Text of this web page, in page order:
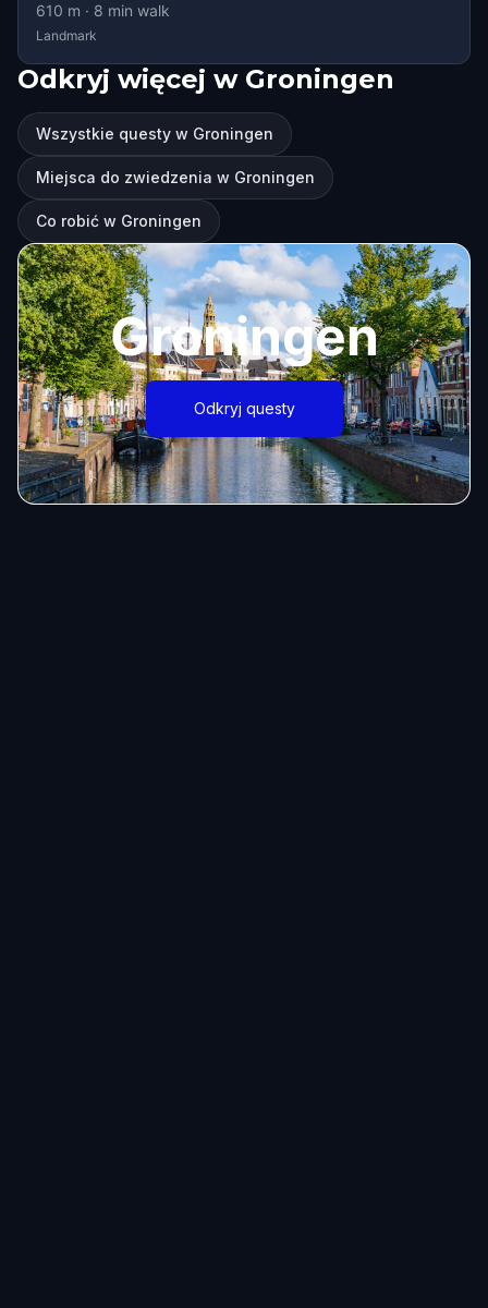
610 m · 8 min walk
Landmark
Odkryj więcej w Groningen
Wszystkie questy w Groningen
Miejsca do zwiedzenia w Groningen
Co robić w Groningen
Groningen
Odkryj questy